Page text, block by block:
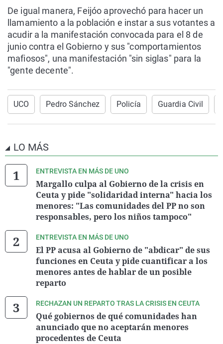
De igual manera, Feijóo aprovechó para hacer un
llamamiento a la población e instar a sus votantes a
acudir a la manifestación convocada para el 8 de
junio contra el Gobierno y sus "comportamientos
mafiosos", una manifestación "sin siglas" para la
"gente decente".
UCO Pedro Sánchez Policía Guardia Civil
LO MÁS
ENTREVISTA EN MÁS DE UNO
Margallo culpa al Gobierno de la crisis en
Ceuta y pide "solidaridad interna" hacia los
menores: "Las comunidades del PP no son
responsables, pero los niños tampoco"
ENTREVISTA EN MÁS DE UNO
El PP acusa al Gobierno de "abdicar" de sus
funciones en Ceuta y pide cuantificar a los
menores antes de hablar de un posible
reparto
RECHAZAN UN REPARTO TRAS LA CRISIS EN CEUTA
Qué gobiernos de qué comunidades han
anunciado que no aceptarán menores
procedentes de Ceuta